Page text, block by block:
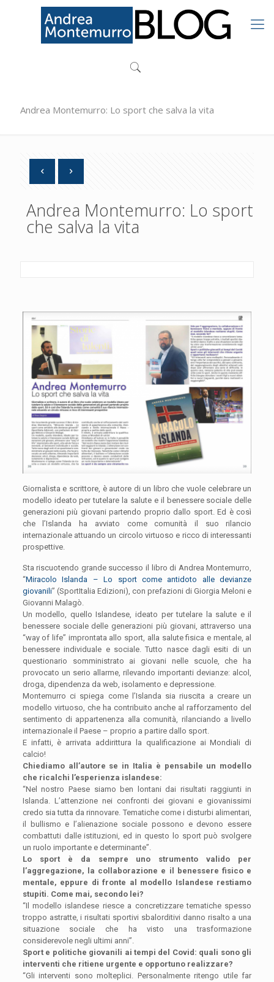
Andrea Montemurro: Lo sport che salva la vita
Andrea Montemurro: Lo sport
che salva la vita
Giornalista e scrittore, è autore di un libro che vuole celebrare un
modello ideato per tutelare la salute e il benessere sociale delle
generazioni più giovani partendo proprio dallo sport. Ed è così
che l’Islanda ha avviato come comunità il suo rilancio
internazionale attuando un circolo virtuoso e ricco di interessanti
prospettive.
Sta riscuotendo grande successo il libro di Andrea Montemurro,
“Miracolo Islanda – Lo sport come antidoto alle devianze
giovanili” (SportItalia Edizioni), con prefazioni di Giorgia Meloni e
Giovanni Malagò.
Un modello, quello Islandese, ideato per tutelare la salute e il
benessere sociale delle generazioni più giovani, attraverso una
“way of life” improntata allo sport, alla salute fisica e mentale, al
benessere individuale e sociale. Tutto nasce dagli esiti di un
questionario somministrato ai giovani nelle scuole, che ha
provocato un serio allarme, rilevando importanti devianze: alcol,
droga, dipendenza da web, isolamento e depressione.
Montemurro ci spiega come l’Islanda sia riuscita a creare un
modello virtuoso, che ha contribuito anche al rafforzamento del
sentimento di appartenenza alla comunità, rilanciando a livello
internazionale il Paese – proprio a partire dallo sport.
E infatti, è arrivata addirittura la qualificazione ai Mondiali di
calcio!
Chiediamo all’autore se in Italia è pensabile un modello
che ricalchi l’esperienza islandese:
“Nel nostro Paese siamo ben lontani dai risultati raggiunti in
Islanda. L’attenzione nei confronti dei giovani e giovanissimi
credo sia tutta da rinnovare. Tematiche come i disturbi alimentari,
il bullismo e l’alienazione sociale possono e devono essere
combattuti dalle istituzioni, ed in questo lo sport può svolgere
un ruolo importante e determinante”.
Lo sport è da sempre uno strumento valido per
l’aggregazione, la collaborazione e il benessere fisico e
mentale, eppure di fronte al modello Islandese restiamo
stupiti. Come mai, secondo lei?
“Il modello islandese riesce a concretizzare tematiche spesso
troppo astratte, i risultati sportivi sbalorditivi danno risalto a una
situazione sociale che ha visto una trasformazione
considerevole negli ultimi anni”.
Sport e politiche giovanili ai tempi del Covid: quali sono gli
interventi che ritiene urgente e opportuno realizzare?
“Gli interventi sono molteplici. Personalmente ritengo utile far